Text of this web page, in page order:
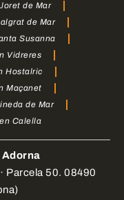
de Mar
de Mar
Susanna
Vidreres
Hostalric
Maçanet
de Mar
Calella
Parcela 50. 08490